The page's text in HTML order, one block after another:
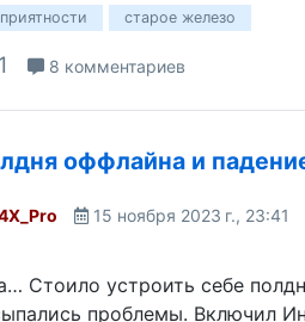
старое железо
1 8 комментариев
оффлайна и
15 ноября 2023 г., 23:41
Стоило устроить себе
проблемы. Включил